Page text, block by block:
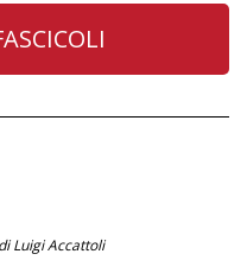
di Luigi Accattoli